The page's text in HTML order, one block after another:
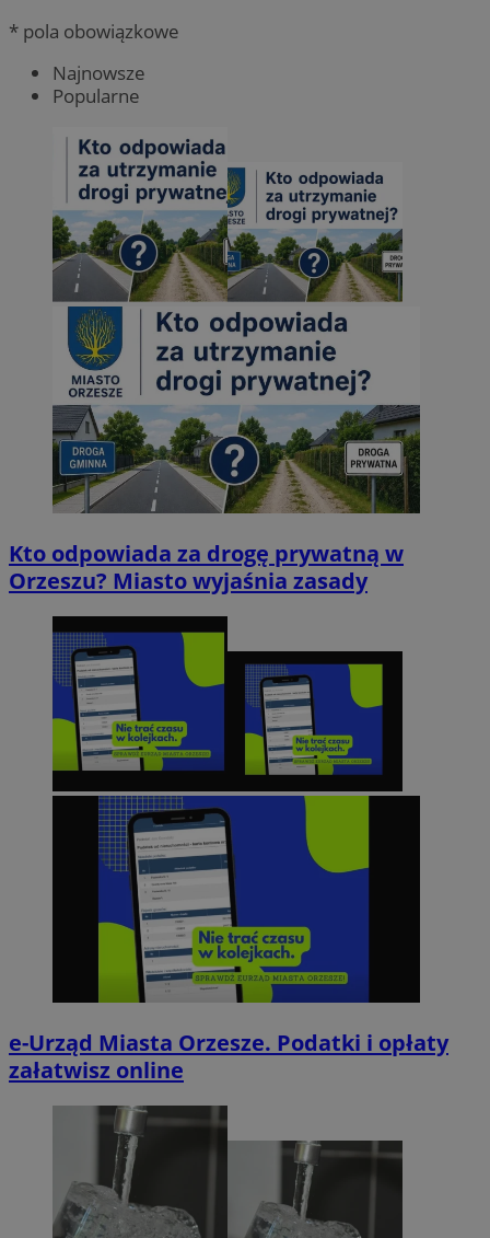
* pola obowiązkowe
Najnowsze
Popularne
Kto odpowiada za drogę prywatną w
Orzeszu? Miasto wyjaśnia zasady
e-Urząd Miasta Orzesze. Podatki i opłaty
załatwisz online